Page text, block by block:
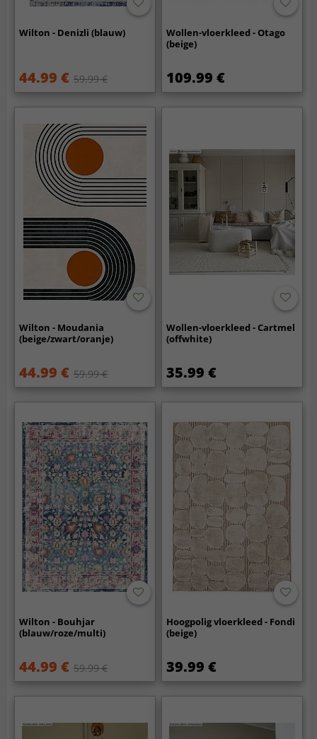
Wilton - Denizli (blauw)
44.99 € 59.99 €
Wollen-vloerkleed - Otago
(beige)
109.99 €
Wilton - Moudania
(beige/zwart/oranje)
44.99 € 59.99 €
Wollen-vloerkleed - Cartmel
(offwhite)
35.99 €
Wilton - Bouhjar
(blauw/roze/multi)
44.99 € 59.99 €
Hoogpolig vloerkleed - Fondi
(beige)
39.99 €